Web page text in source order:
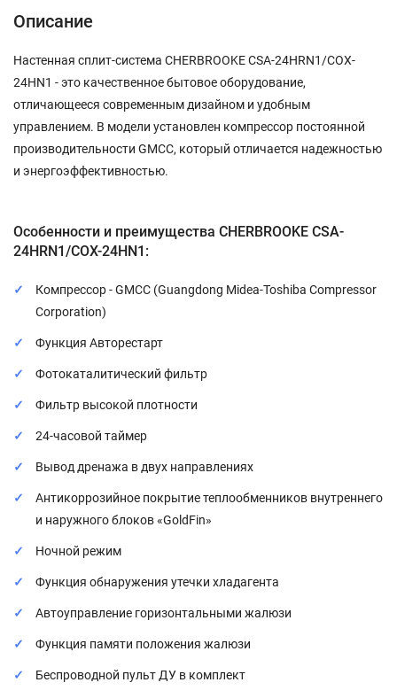
Описание
Настенная сплит-система CHERBROOKE CSA-24HRN1/COX-
24HN1 - это качественное бытовое оборудование,
отличающееся современным дизайном и удобным
управлением. В модели установлен компрессор постоянной
производительности GMCC, который отличается надежностью
и энергоэффективностью.
Особенности и преимущества CHERBROOKE CSA-
24HRN1/COX-24HN1:
Компрессор - GMCC (Guangdong Midea-Toshiba Compressor
Corporation)
Функция Авторестарт
Фотокаталитический фильтр
Фильтр высокой плотности
24-часовой таймер
Вывод дренажа в двух направлениях
Антикоррозийное покрытие теплообменников внутреннего
и наружного блоков «GoldFin»
Ночной режим
Функция обнаружения утечки хладагента
Автоуправление горизонтальными жалюзи
Функция памяти положения жалюзи
Беспроводной пульт ДУ в комплект